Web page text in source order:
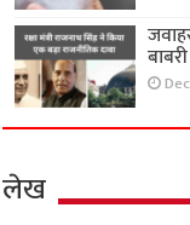
लेख